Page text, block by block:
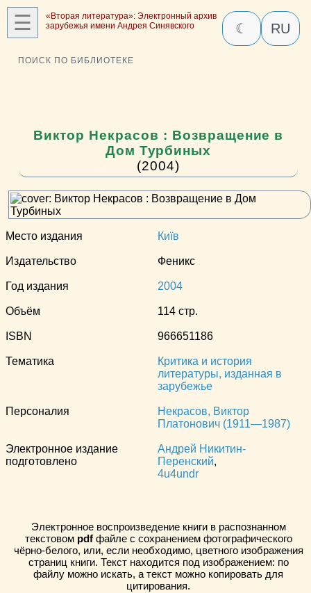
☰
«Вторая литература»: Электронный архив
зарубежья имени Андрея Синявского
☾ RU
ПОИСК ПО БИБЛИОТЕКЕ
Виктор Некрасов : Возвращение в
Дом Турбиных
(2004)
Место издания Київ
Издательство Феникс
Год издания 2004
Объём 114 стр.
ISBN 966651186
Тематика
Критика и история
литературы, изданная в
зарубежье
Персоналия
Некрасов, Виктор
Платонович (1911—1987)
Электронное издание
подготовлено
Андрей Никитин-
Перенский,
4u4undr
Электронное воспроизведение книги в распознанном
текстовом pdfфайле с сохранением фотографического
чёрно-белого, или, если необходимо, цветного изображения
страниц книги. Текст находится под изображением: по
файлу можно искать, а текст можно копировать для
цитирования.